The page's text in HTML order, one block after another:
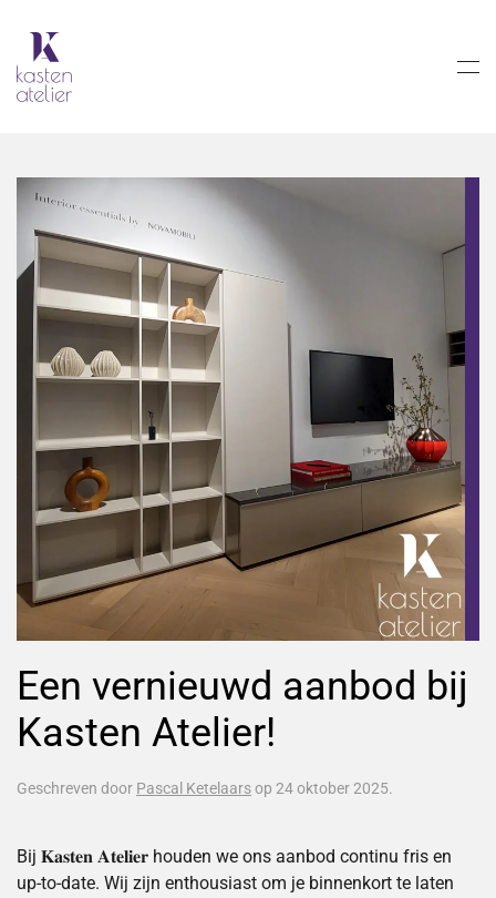
Skip to main content
Een vernieuwd aanbod bij
Kasten Atelier!
Geschreven door Pascal Ketelaarsop 24 oktober 2025.
Bij 𝐊𝐚𝐬𝐭𝐞𝐧 𝐀𝐭𝐞𝐥𝐢𝐞𝐫 houden we ons aanbod continu fris en
up-to-date. Wij zijn enthousiast om je binnenkort te laten